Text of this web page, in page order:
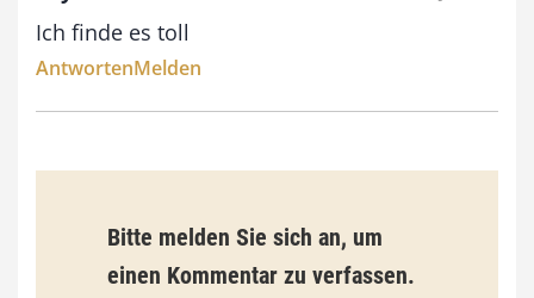
,
0
Ich finde es toll
AntwortenMelden
Bitte melden Sie sich an, um
einen Kommentar zu verfassen.